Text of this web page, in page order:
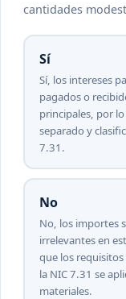
cantidades
Sí
Sí, los intereses
pagados o
principales, por
separado y
7.31.
No
No, los importes
irrelevantes en
que los requisitos
la NIC 7.31 se
materiales.